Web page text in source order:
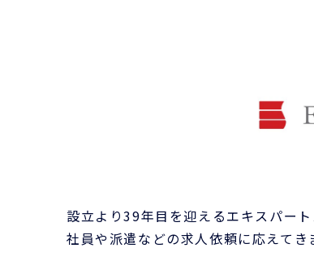
設立より39年目を迎えるエキスパー
社員や派遣などの求人依頼に応えてき